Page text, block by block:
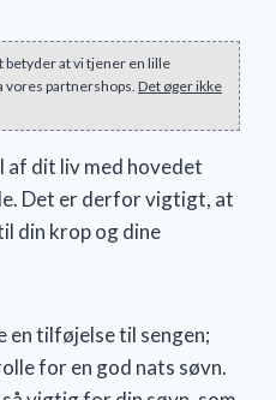
at vi tjener en lille
partnershops. Det øger ikke
af dit liv med hovedet
Det er derfor vigtigt, at
din krop og dine
en tilføjelse til sengen;
for en god nats søvn.